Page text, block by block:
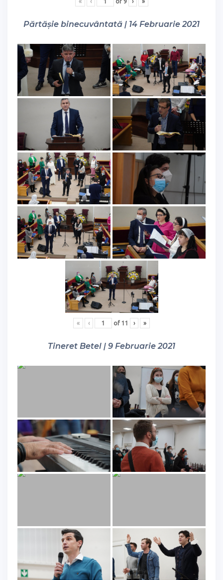
Părtășie binecuvântată | 14 Februarie 2021
« ‹ of 11 › »
Tineret Betel | 9 Februarie 2021